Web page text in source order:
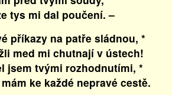
mi dal poučení. –
příkazy na patře sládnou, *
mi chutnají v ústech!
jsem tvými rozhodnutími, *
ke každé nepravé cestě.